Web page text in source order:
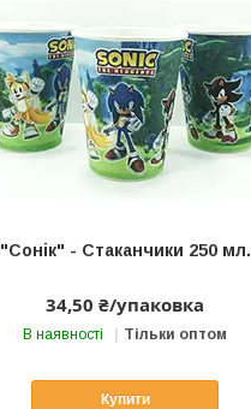
"Сонік" - Стаканчики 250 мл.
34,50 ₴/упаковка
В наявності Тільки оптом
Купити